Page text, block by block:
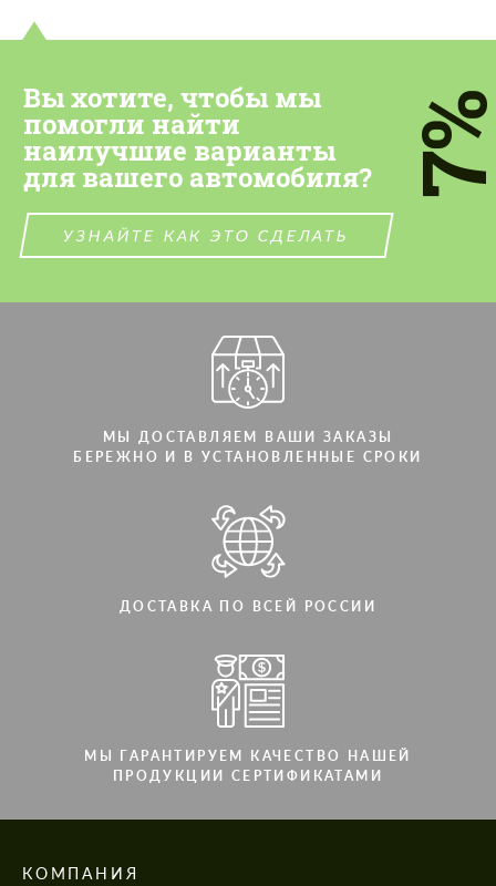
Вы хотите, чтобы мы
помогли найти
наилучшие варианты
для вашего автомобиля?
УЗНАЙТЕ КАК ЭТО СДЕЛАТЬ
МЫ ДОСТАВЛЯЕМ ВАШИ ЗАКАЗЫ
БЕРЕЖНО И В УСТАНОВЛЕННЫЕ СРОКИ
ДОСТАВКА ПО ВСЕЙ РОССИИ
МЫ ГАРАНТИРУЕМ КАЧЕСТВО НАШЕЙ
ПРОДУКЦИИ СЕРТИФИКАТАМИ
КОМПАНИЯ